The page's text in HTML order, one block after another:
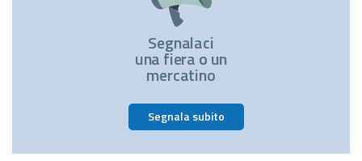
Segnalaci
una fiera o un
mercatino
Segnala subito